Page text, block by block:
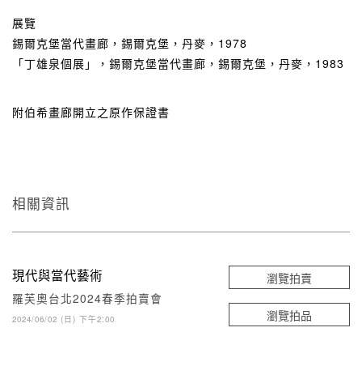
展覽
錫爾克堡當代畫廊，錫爾克堡，丹麥，1978
「丁雄泉個展」，錫爾克堡當代畫廊，錫爾克堡，丹麥，1983
附伯希畫廊開立之原作保證書
相關資訊
現代與當代藝術
羅芙奧台北2024春季拍賣會
2024/06/02 (日) 下午2:00
瀏覽拍賣
瀏覽拍品